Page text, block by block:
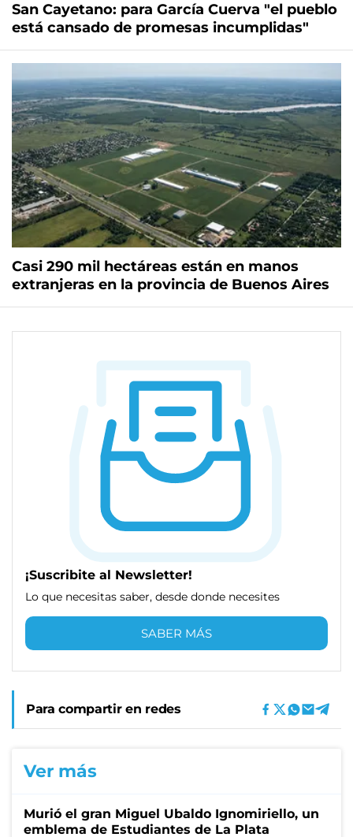
San Cayetano: para García Cuerva "el pueblo
está cansado de promesas incumplidas"
Casi 290 mil hectáreas están en manos
extranjeras en la provincia de Buenos Aires
¡Suscribite al Newsletter!
Lo que necesitas saber, desde donde necesites
SABER MÁS
Para compartir en redes
Ver más
Murió el gran Miguel Ubaldo Ignomiriello, un
emblema de Estudiantes de La Plata